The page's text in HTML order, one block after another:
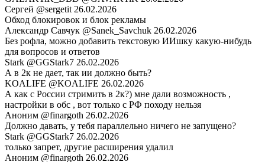
Сергей @sergetit 26.02.2026
Обход блокировок и блок рекламы
Александр Савчук @Sanek_Savchuk 26.02.2026
Без рофла, можно добавить текстовую ИИшку какую-нибудь
для вопросов и ответов
Stark @GGStark7 26.02.2026
А в 2к не дает, так ии должно быть?
KOALIFE @KOALIFE 26.02.2026
А как с России стримить в 2к?) мне дали возможность ,
настройки в обс , вот только с РФ походу нельзя
Аноним @finargoth 26.02.2026
Должно давать, у тебя параллельно ничего не запущено?
Stark @GGStark7 26.02.2026
только запрет, другие расширения удалил
Аноним @finargoth 26.02.2026